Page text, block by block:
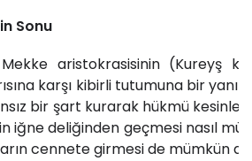
Sonu
aristokrasisinin (Kureyş
karşı kibirli tutumuna bir yanıt
bir şart kurarak hükmü
iğne deliğinden geçmesi nasıl
cennete girmesi de mümkün